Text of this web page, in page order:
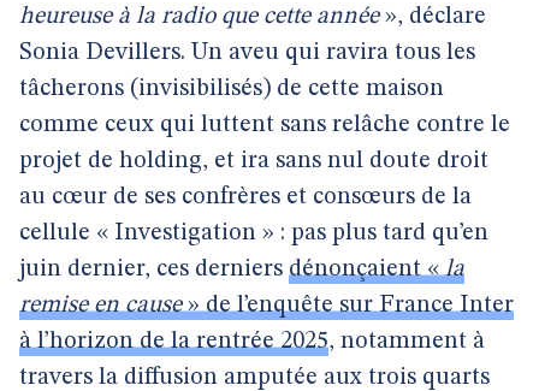
heureuse à la radio que cette année», déclare
Sonia Devillers. Un aveu qui ravira tous les
tâcherons (invisibilisés) de cette maison
comme ceux qui luttent sans relâche contre le
projet de holding, et ira sans nul doute droit
au cœur de ses confrères et consœurs de la
cellule « Investigation » : pas plus tard qu’en
juin dernier, ces derniers dénonçaient «la
remise en cause» de l’enquête sur France Inter
à l’horizon de la rentrée 2025, notamment à
travers la diffusion amputée aux trois quarts